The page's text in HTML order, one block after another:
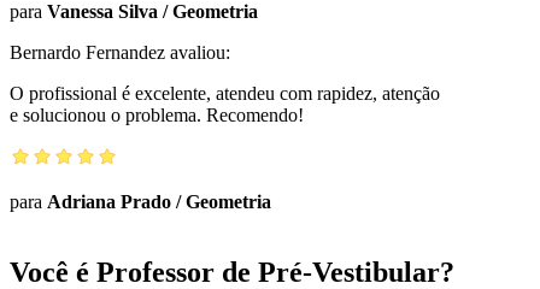
para Vanessa Silva /Geometria
Bernardo Fernandez avaliou:
O profissional é excelente, atendeu com rapidez, atenção
e solucionou o problema. Recomendo!
para Adriana Prado /Geometria
Você é Professor de Pré-Vestibular?